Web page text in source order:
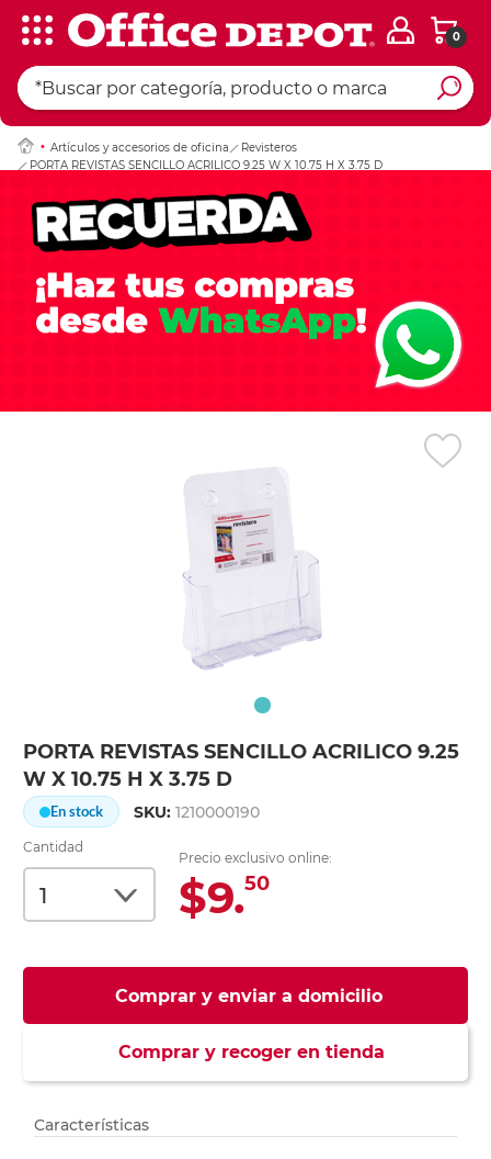
0
Artículos y accesorios de oficina
Revisteros
PORTA REVISTAS SENCILLO ACRILICO 9.25 W X 10.75 H X 3.75 D
PORTA REVISTAS SENCILLO ACRILICO 9.25
W X 10.75 H X 3.75 D
En stock SKU:1210000190
Cantidad
Precio exclusivo online:
$9.50
Comprar y enviar a domicilio
Comprar y recoger en tienda
Ingresar Codigo
Características